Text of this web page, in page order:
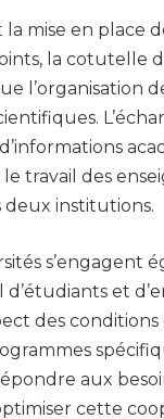
la mise en place
la cotutelle
l’organisation
travail des
institutions.
s’engagent
d’étudiants et
des conditions
aux
cette